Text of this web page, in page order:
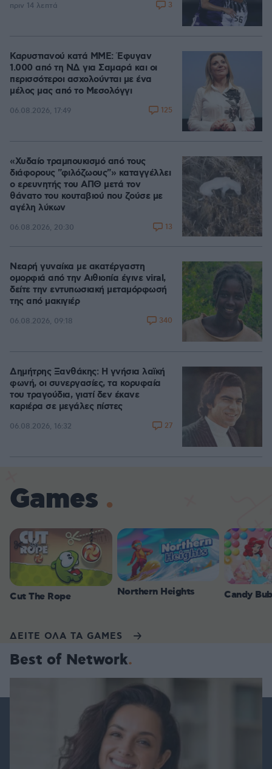
πριν 14 λεπτά 3
Καρυστιανού κατά ΜΜΕ: Έφυγαν
1.000 από τη ΝΔ για Σαμαρά και οι
περισσότεροι ασχολούνται με ένα
μέλος μας από το Μεσολόγγι
06.08.2026, 17:49 125
«Χυδαίο τραμπουκισμό από τους
διάφορους "φιλόζωους"» καταγγέλλει
ο ερευνητής του ΑΠΘ μετά τον
θάνατο του κουταβιού που ζούσε με
αγέλη λύκων
06.08.2026, 20:30 13
Νεαρή γυναίκα με ακατέργαστη
ομορφιά από την Αιθιοπία έγινε viral,
δείτε την εντυπωσιακή μεταμόρφωσή
της από μακιγιέρ
06.08.2026, 09:18 340
Δημήτρης Ξανθάκης: Η γνήσια λαϊκή
φωνή, οι συνεργασίες, τα κορυφαία
του τραγούδια, γιατί δεν έκανε
καριέρα σε μεγάλες πίστες
06.08.2026, 16:32 27
Games
Cut The Rope Northern Heights Candy
ΔΕΙΤΕ ΟΛΑ ΤΑ GAMES
Best of Network